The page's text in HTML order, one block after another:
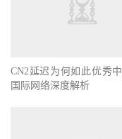
CN2延迟为何如此优秀
国际网络深度解析